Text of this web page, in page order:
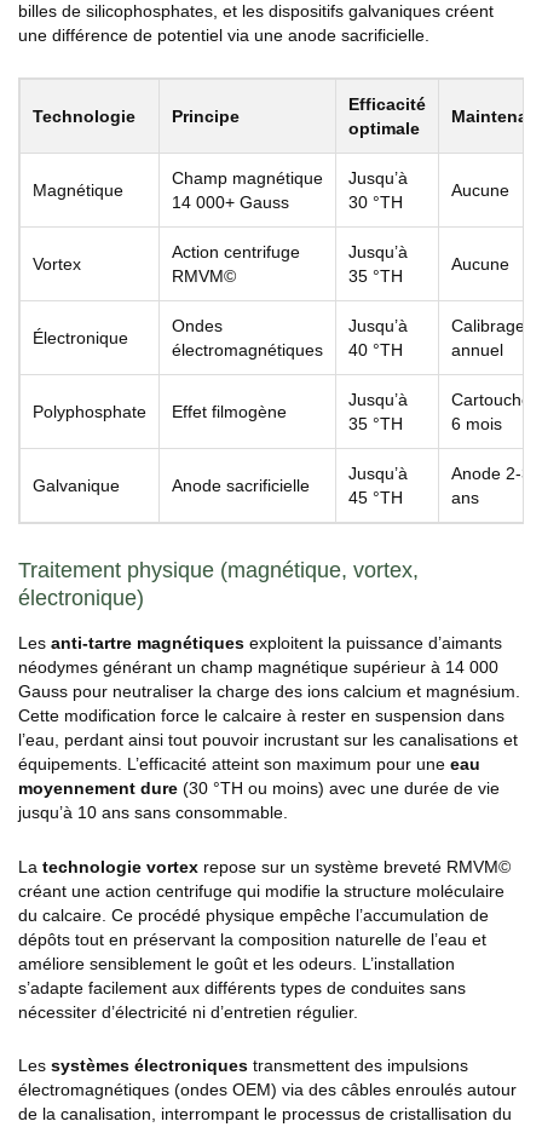
billes de silicophosphates, et les dispositifs galvaniques créent
une différence de potentiel via une anode sacrificielle.
Technologie Principe
Efficacité
optimale
Magnétique
Champ magnétique
14 000+ Gauss
Jusqu’à
30 °TH
Aucune
Vortex
Action centrifuge
RMVM©
Jusqu’à
35 °TH
Aucune
Électronique
Ondes
électromagnétiques
Jusqu’à
40 °TH
Calibrage
annuel
Polyphosphate Effet filmogène
Jusqu’à
35 °TH
Cartouche
6 mois
Galvanique Anode sacrificielle
Jusqu’à
45 °TH
Anode 2-3
ans
Traitement physique (magnétique, vortex,
électronique)
Les anti-tartre magnétiques exploitent la puissance d’aimants
néodymes générant un champ magnétique supérieur à 14 000
Gauss pour neutraliser la charge des ions calcium et magnésium.
Cette modification force le calcaire à rester en suspension dans
l’eau, perdant ainsi tout pouvoir incrustant sur les canalisations et
équipements. L’efficacité atteint son maximum pour une eau
moyennement dure (30 °TH ou moins) avec une durée de vie
jusqu’à 10 ans sans consommable.
La technologie vortex repose sur un système breveté RMVM©
créant une action centrifuge qui modifie la structure moléculaire
du calcaire. Ce procédé physique empêche l’accumulation de
dépôts tout en préservant la composition naturelle de l’eau et
améliore sensiblement le goût et les odeurs. L’installation
s’adapte facilement aux différents types de conduites sans
nécessiter d’électricité ni d’entretien régulier.
Les systèmes électroniques transmettent des impulsions
électromagnétiques (ondes OEM) via des câbles enroulés autour
de la canalisation, interrompant le processus de cristallisation du